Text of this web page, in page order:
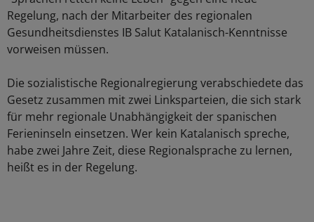
Regelung, nach der Mitarbeiter des regionalen
Gesundheitsdienstes IB Salut Katalanisch-Kenntnisse
vorweisen müssen.
Die sozialistische Regionalregierung verabschiedete das
Gesetz zusammen mit zwei Linksparteien, die sich stark
für mehr regionale Unabhängigkeit der spanischen
Ferieninseln einsetzen. Wer kein Katalanisch spreche,
habe zwei Jahre Zeit, diese Regionalsprache zu lernen,
heißt es in der Regelung.